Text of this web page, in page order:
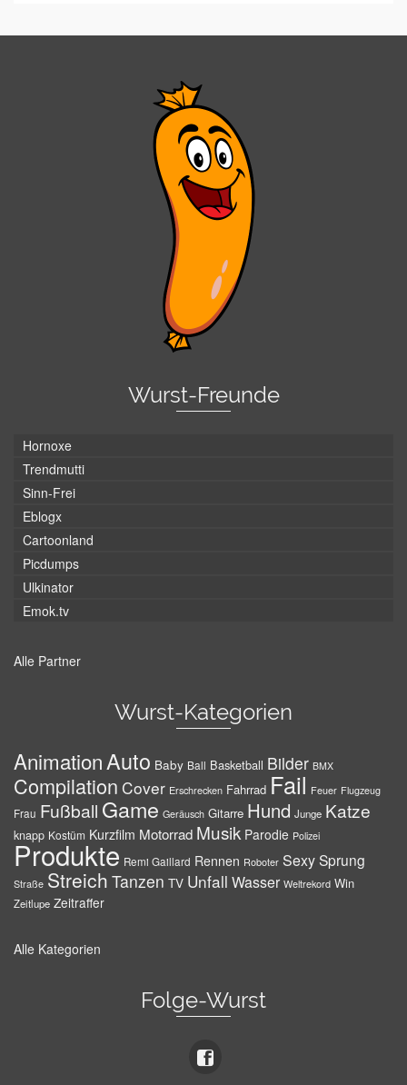
Wurst-Freunde
Hornoxe
Trendmutti
Sinn-Frei
Eblogx
Cartoonland
Picdumps
Ulkinator
Emok.tv
Alle Partner
Wurst-Kategorien
AnimationAuto Baby Ball Basketball Bilder BMX
Compilation Cover Erschrecken Fahrrad Fail Feuer Flugzeug
Frau Fußball Game Geräusch Gitarre Hund Junge Katze
knapp Kostüm Kurzfilm Motorrad Musik Parodie Polizei
Produkte Remi Gaillard Rennen Roboter SexySprung
Straße Streich Tanzen TV Unfall Wasser Weltrekord Win
Zeitlupe Zeitraffer
Alle Kategorien
Folge-Wurst